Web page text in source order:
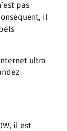
pas
il
ultra
il est